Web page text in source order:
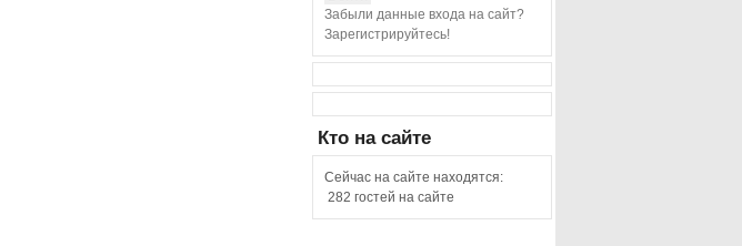
Забыли данные входа на сайт?
Зарегистрируйтесь!
Кто на сайте
Сейчас на сайте находятся:
282 гостей на сайте